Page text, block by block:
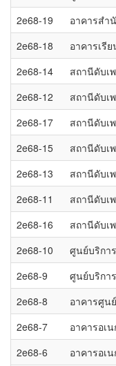
2e68-19
อาคารสำ
2e68-18
อาคารเรี
2e68-14
สถานีดับเ
2e68-12
สถานีดับเ
2e68-17
สถานีดับเ
2e68-15
สถานีดับเ
2e68-13
สถานีดับเ
2e68-11
สถานีดับเ
2e68-16
สถานีดับเ
2e68-10
ศูนย์บริกา
2e68-9
ศูนย์บริกา
2e68-8
อาคารศูน
2e68-7
อาคารอเ
2e68-6
อาคารอเ